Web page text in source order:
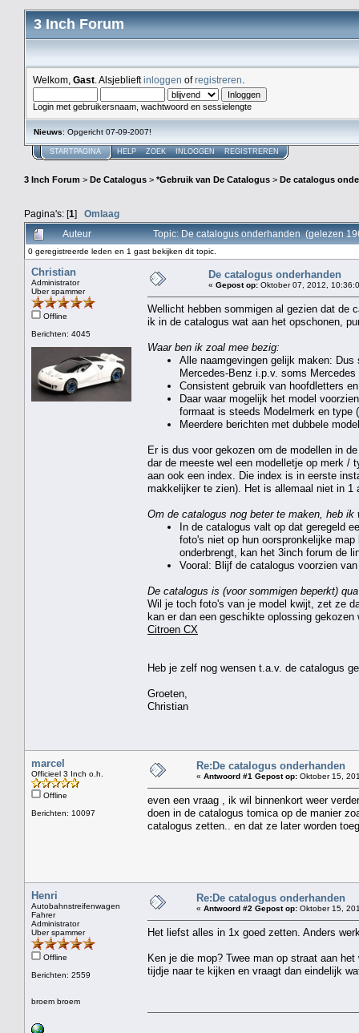
3 Inch Forum
Welkom, Gast . Alsjeblieftinloggen ofregistreren
Login met gebruikersnaam, wachtwoord en sessielengte
Nieuws: Opgericht 07-09-2007!
STARTPAGINA HELP ZOEK INLOGGEN REGISTREREN
3 Inch Forum > De Catalogus > *Gebruik van De Catalogus > De catalogus
Pagina's: [1] Omlaag
Auteur
Topic: De catalogus onderhanden (gelezen
0 geregistreerde leden en 1 gast bekijken dit topic.
Christian
Administrator
Uber spammer
Offline
Berichten: 4045
De catalogus onderhanden
« Gepost op: Oktober 07, 2012,
Wellicht hebben sommigen al gezien dat de
ik in de catalogus wat aan het opschonen,
Waar ben ik zoal mee bezig:
Alle naamgevingen gelijk maken:
Mercedes-Benz i.p.v. soms
Consistent gebruik van hoofdletters
Daar waar mogelijk het model
formaat is steeds Modelmerk en type
Meerdere berichten met dubbele
Er is dus voor gekozen om de modellen in
dar de meeste wel een modelletje op merk /
aan ook een index. Die index is in eerste
makkelijker te zien). Het is allemaal niet in
Om de catalogus nog beter te maken, heb ik
In de catalogus valt op dat geregeld
foto's niet op hun oorspronkelijke
onderbrengt, kan het 3inch forum de
Vooral: Blijf de catalogus voorzien
De catalogus is (voor sommigen beperkt)
Wil je toch foto's van je model kwijt, zet ze
kan er dan een geschikte oplossing
Citroen CX
Heb je zelf nog wensen t.a.v. de catalogus
Groeten,
Christian
marcel
Officieel 3 Inch o.h.
Offline
Berichten: 10097
Re:De catalogus onderhanden
« Antwoord #1 Gepost op: Oktober 15,
even een vraag , ik wil binnenkort weer
doen in de catalogus tomica op de manier
catalogus zetten.. en dat ze later worden
Henri
Autobahnstreifenwagen
Fahrer
Administrator
Uber spammer
Offline
Berichten: 2559
broem broem
Re:De catalogus onderhanden
« Antwoord #2 Gepost op: Oktober 15,
Het liefst alles in 1x goed zetten. Anders
Ken je die mop? Twee man op straat aan
tijdje naar te kijken en vraagt dan eindelijk